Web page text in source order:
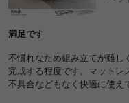
は全然気になりませんでした
アイボリーの色味が白系統の
満足です
不慣れなため組み立てが難し
完成する程度です。マット
不具合などもなく快適に使え